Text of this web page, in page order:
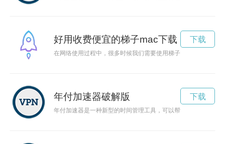
好用收费便宜的梯子mac下载
在网络使用过程中，很多时候我们需要使用梯子来突破网络封
下载
年付加速器破解版
年付加速器是一种新型的时间管理工具，可以帮助人们更高效
下载